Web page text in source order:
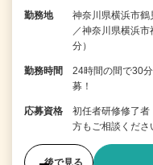
勤務地
神奈川県横浜市鶴
／神奈川県横浜
分）
勤務時間
24時間の間で30
募！
応募資格
初任者研修修了
方もご相談くださ
後で見る